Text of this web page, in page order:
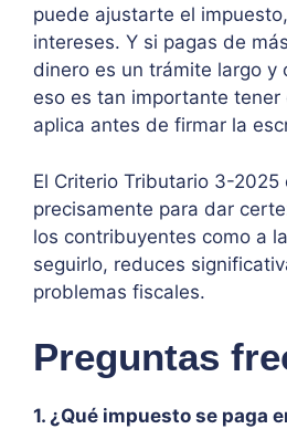
puede ajustarte el
intereses. Y si pagas de
dinero es un trámite largo y
eso es tan importante tener
aplica antes de firmar la
El Criterio Tributario 3-2025
precisamente para dar
los contribuyentes como a
seguirlo, reduces
problemas fiscales.
Preguntas
1. ¿Qué impuesto se paga